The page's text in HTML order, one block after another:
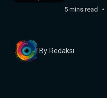
5 mins read
By Redaksi